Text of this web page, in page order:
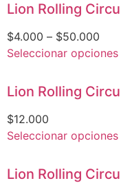
Lion Rolling
$4.000 – $50.000
Seleccionar opciones
Lion Rolling
$12.000
Seleccionar opciones
Lion Rolling